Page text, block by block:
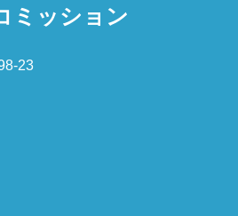
ミッション
23